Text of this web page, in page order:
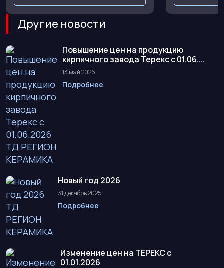
Другие новости
Повышение цен на продукцию
кирпичного завода Терекс с 01.06....
13 май 2026
Подробнее
Новый год 2026
31 декабрь 2025
Подробнее
Изменение цен на ТЕРЕКС с
01.01.2026